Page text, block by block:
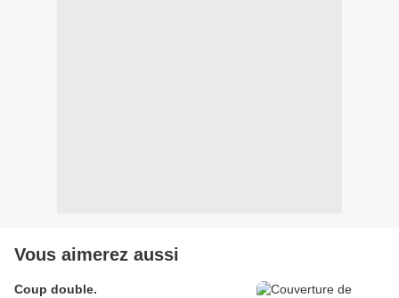
Vous aimerez aussi
Coup double.